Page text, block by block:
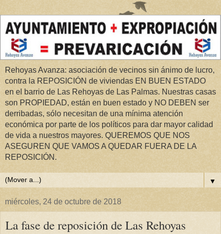
Rehoyas Avanza: asociación de vecinos sin ánimo de lucro,
contra la REPOSICIÓN de viviendas EN BUEN ESTADO
en el barrio de Las Rehoyas de Las Palmas. Nuestras casas
son PROPIEDAD, están en buen estado y NO DEBEN ser
derribadas, sólo necesitan de una mínima atención
económica por parte de los políticos para dar mayor calidad
de vida a nuestros mayores. QUEREMOS QUE NOS
ASEGUREN QUE VAMOS A QUEDAR FUERA DE LA
REPOSICIÓN.
▼
miércoles, 24 de octubre de 2018
La fase de reposición de Las Rehoyas